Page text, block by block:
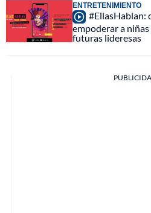
ENTRETENIMIENTO
#EllasHablan:
empoderar a
futuras lideresas